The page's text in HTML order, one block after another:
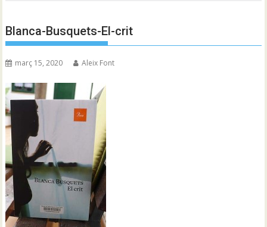
Blanca-Busquets-El-crit
març 15, 2020 Aleix Font